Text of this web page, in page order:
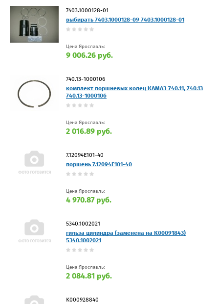
7403.1000128-01
выбирать 7403.1000128-09 7403.1000128-01
Цена Ярославль:
9 006.26 руб.
740.13-1000106
комплект поршневых колец КАМАЗ 740.11, 740.13
740.13-1000106
Цена Ярославль:
2 016.89 руб.
7.12094Е101-40
поршень 7.12094Е101-40
Цена Ярославль:
4 970.87 руб.
5340.1002021
гильза цилиндра (заменена на K00091843)
5340.1002021
Цена Ярославль:
2 084.81 руб.
K000928840